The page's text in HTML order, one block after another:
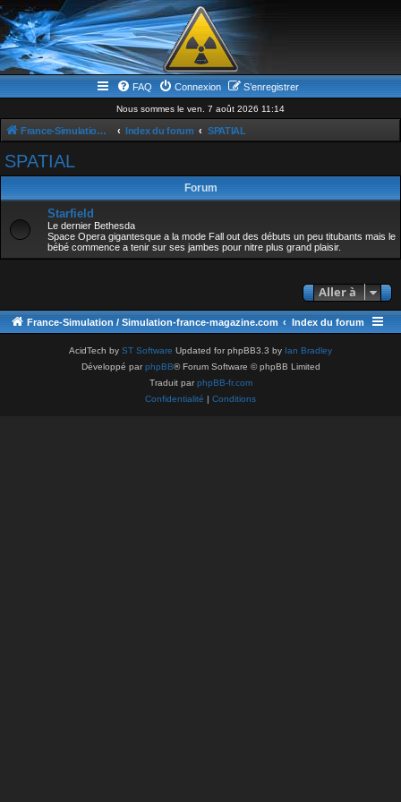
FAQ Connexion S’enregistrer
Nous sommes le ven. 7 août 2026 11:14
France-Simulation / Simulation-france-magazine.com Index du forum SPATIAL
SPATIAL
Forum
Starfield
Le dernier Bethesda
Space Opera gigantesque a la mode Fall out des débuts un peu titubants mais le
bébé commence a tenir sur ses jambes pour nitre plus grand plaisir.
Aller à
France-Simulation / Simulation-france-magazine.com Index du forum
AcidTech by ST Software Updated for phpBB3.3 by Ian Bradley
Développé parphpBB® Forum Software © phpBB Limited
Traduit parphpBB-fr.com
Confidentialité | Conditions